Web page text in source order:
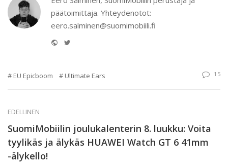
päätoimittaja. Yhteydenotot:
eero.salminen@suomimobiili.fi
Website
EU Epicboom Ultimate Ears 15
EDELLINEN
SuomiMobiilin joulukalenterin 8. luukku: Voita
tyylikäs ja älykäs HUAWEI Watch GT 6 41mm
-älykello!